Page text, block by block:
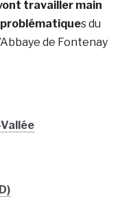
travailler main
s du
de Fontenay